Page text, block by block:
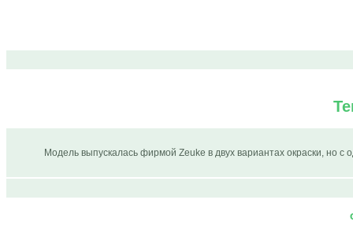
Модель выпускалась фирмой Zeuke в двух вариантах окраски, но с